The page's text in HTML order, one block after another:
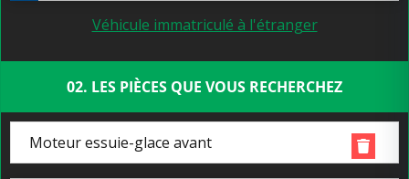
Véhicule immatriculé à l'étranger
02. LES PIÈCES QUE VOUS RECHERCHEZ
Moteur essuie-glace avant